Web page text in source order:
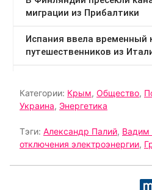
Категории: Крым, Общество,
Украина, Энергетика
Тэги: Александр Палий, Вадим
отключения электроэнергии,